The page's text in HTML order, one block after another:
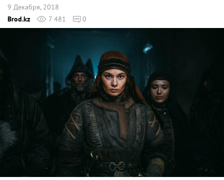
9 Декабря, 2018
Brod.kz
7 481 0